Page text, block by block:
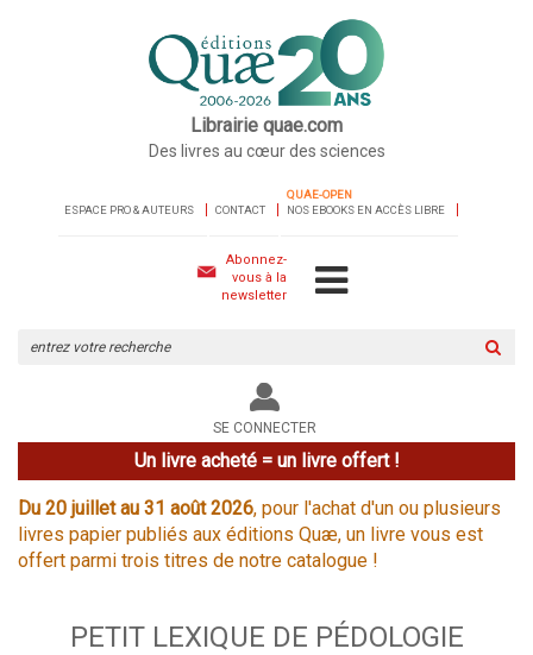
Librairie quae.com
Des livres au cœur des sciences
ESPACE PRO & AUTEURS CONTACT
QUAE-OPEN
NOS EBOOKS EN ACCÈS LIBRE
Abonnez-
vous à la
newsletter
le
site
SE CONNECTER
Un livre acheté = un livre offert !
Du 20 juillet au 31 août 2026, pour l'achat d'un ou plusieurs
livres papier publiés aux éditions Quæ, un livre vous est
offert parmi trois titres de notre catalogue !
PETIT LEXIQUE DE PÉDOLOGIE